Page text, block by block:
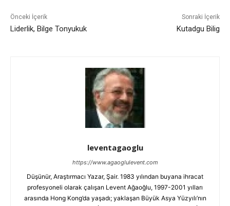
Önceki İçerik
Liderlik, Bilge Tonyukuk
Sonraki İçerik
Kutadgu Bilig
leventagaoglu
https://www.agaoglulevent.com
Düşünür, Araştırmacı Yazar, Şair. 1983 yılından buyana ihracat
profesyoneli olarak çalışan Levent Ağaoğlu, 1997-2001 yılları
arasında Hong Kong’da yaşadı; yaklaşan Büyük Asya Yüzyılı’nın